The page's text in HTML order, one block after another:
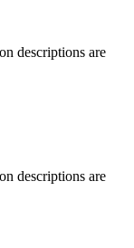
descriptions are
descriptions are